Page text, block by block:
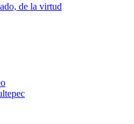
de la virtud